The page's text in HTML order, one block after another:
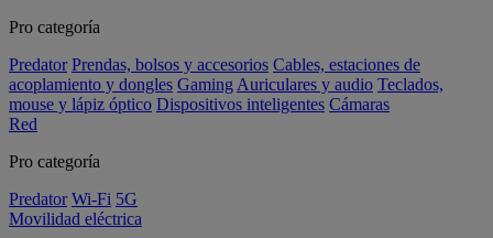
Pro categoría
Predator Prendas, bolsos y accesorios Cables, estaciones de
acoplamiento y dongles Gaming Auriculares y audio Teclados,
mouse y lápiz óptico Dispositivos inteligentes Cámaras
Red
Pro categoría
Predator Wi-Fi 5G
Movilidad eléctrica